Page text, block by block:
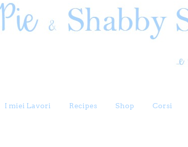
I miei Lavori Recipes Shop Corsi